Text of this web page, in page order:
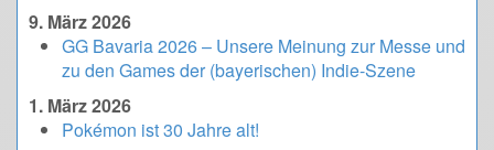
9. März 2026
GG Bavaria 2026 – Unsere Meinung zur Messe und
zu den Games der (bayerischen) Indie-Szene
1. März 2026
Pokémon ist 30 Jahre alt!